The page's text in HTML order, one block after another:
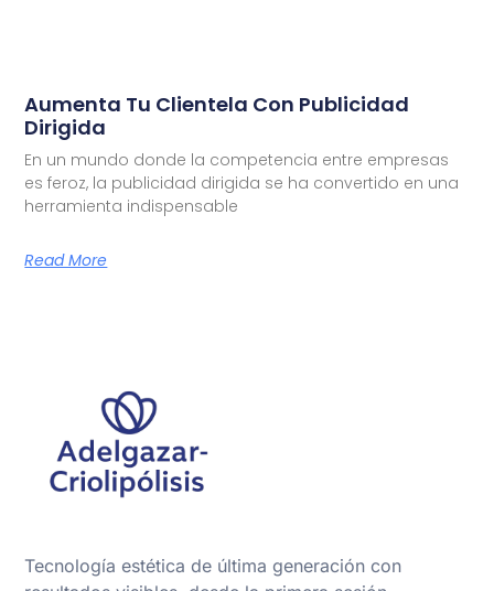
Aumenta Tu Clientela Con Publicidad
Dirigida
En un mundo donde la competencia entre empresas
es feroz, la publicidad dirigida se ha convertido en una
herramienta indispensable
Read More
Tecnología estética de última generación con